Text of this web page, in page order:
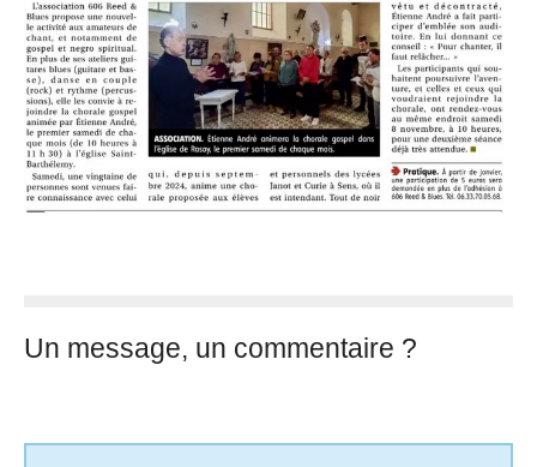
Un message, un commentaire ?